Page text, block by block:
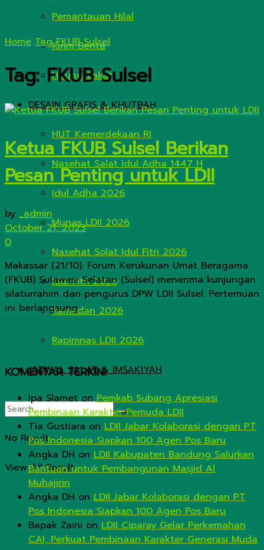
Pemantauan Hilal
Kirim Berita
Hitung Zakat
DESAIN GRAFIS & KHUTBAH
HUT Kemerdekaan RI
Nasehat Salat Idul Adha 1447 H
Idul Adha 2026
Munas LDII 2026
Nasehat Solat Idul Fitri 2026
Idul Fitri 2026
Ramadan 2026
Rapimnas LDII 2026
JADWAL SALAT & IMSAKIYAH
No Result
View All Result
Home Tag FKUB Sulsel
Tag:FKUB Sulsel
Ketua FKUB Sulsel Berikan
Pesan Penting untuk LDII
by _admin
October 21, 2023
0
Makassar (21/10). Forum Kerukunan Umat Beragama
(FKUB) Sulawesi Selatan (Sulsel) menerima kunjungan
silaturrahim dari pengurus DPW LDII Sulsel. Pertemuan
ini berlangsung ...
KOMENTAR TERKINI
Ipa SlametonPemkab Subang Apresiasi
Pembinaan Karakter Pemuda LDII
Tia Gustiara on LDII Jabar Kolaborasi dengan PT
Pos Indonesia Siapkan 100 Agen Pos Baru
Angka DH on LDII Kabupaten Bandung Salurkan
Bantuan untuk Pembangunan Masjid Al
Muhajirin
Angka DH on LDII Jabar Kolaborasi dengan PT
Pos Indonesia Siapkan 100 Agen Pos Baru
Bapak Zaini on LDII Ciparay Gelar Perkemahan
CAI, Perkuat Pembinaan Karakter Generasi Muda